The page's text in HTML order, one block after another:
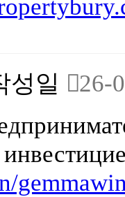
성일
26-